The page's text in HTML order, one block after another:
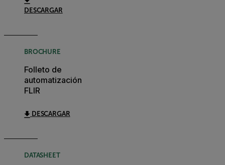
DESCARGAR
BROCHURE
Folleto de
automatización
FLIR
DESCARGAR
DATASHEET